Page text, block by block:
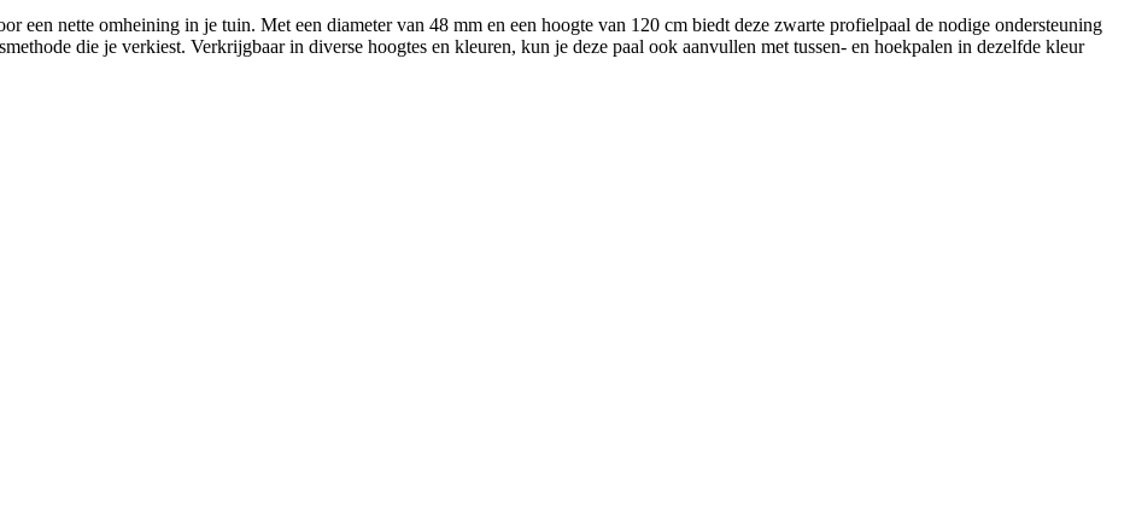
een nette omheining in je tuin. Met een diameter van 48 mm en een hoogte van 120 cm biedt deze zwarte profielpaal de nodige ondersteuning
die je verkiest. Verkrijgbaar in diverse hoogtes en kleuren, kun je deze paal ook aanvullen met tussen- en hoekpalen in dezelfde kleur